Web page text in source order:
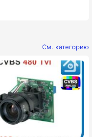
См. категорию